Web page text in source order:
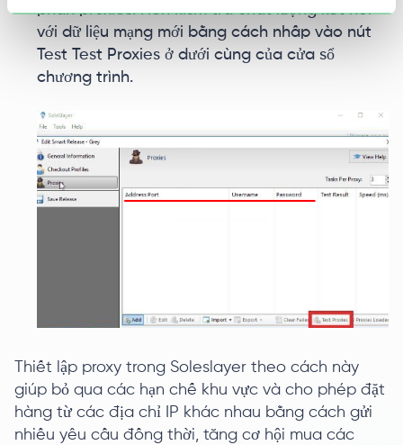
phần proxies. Nên kiểm tra chất lượng kết nối
với dữ liệu mạng mới bằng cách nhấp vào nút
Test Test Proxies ở dưới cùng của cửa sổ
chương trình.
Thiết lập proxy trong Soleslayer theo cách này
giúp bỏ qua các hạn chế khu vực và cho phép đặt
hàng từ các địa chỉ IP khác nhau bằng cách gửi
nhiều yêu cầu đồng thời, tăng cơ hội mua các